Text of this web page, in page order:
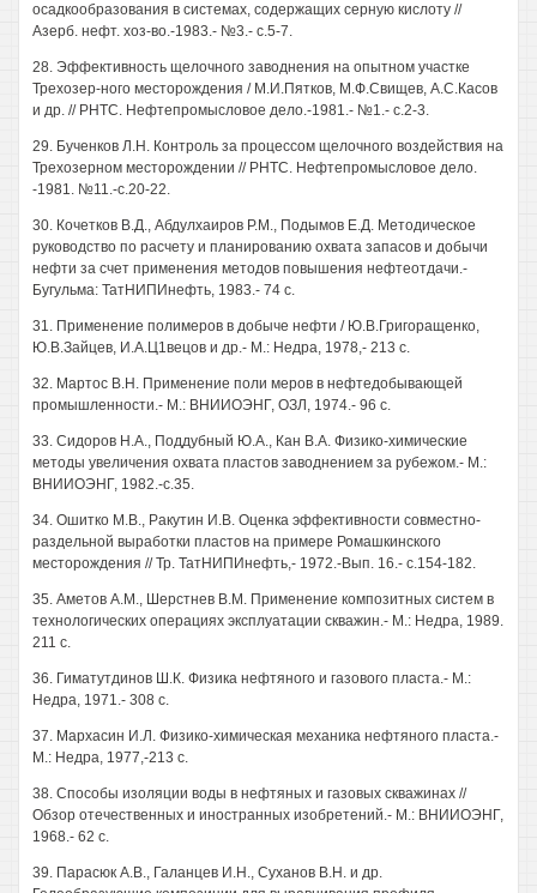
осадкообразования в системах, содержащих серную кислоту //
Азерб. нефт. хоз-во.-1983.- №3.- с.5-7.
28. Эффективность щелочного заводнения на опытном участке
Трехозер-ного месторождения / М.И.Пятков, М.Ф.Свищев, А.С.Касов
и др. // РНТС. Нефтепромысловое дело.-1981.- №1.- с.2-3.
29. Бученков Л.Н. Контроль за процессом щелочного воздействия на
Трехозерном месторождении // РНТС. Нефтепромысловое дело.
-1981. №11.-с.20-22.
30. Кочетков В.Д., Абдулхаиров P.M., Подымов Е.Д. Методическое
руководство по расчету и планированию охвата запасов и добычи
нефти за счет применения методов повышения нефтеотдачи.-
Бугульма: ТатНИПИнефть, 1983.- 74 с.
31. Применение полимеров в добыче нефти / Ю.В.Григоращенко,
Ю.В.Зайцев, И.А.Ц1вецов и др.- М.: Недра, 1978,- 213 с.
32. Мартос В.Н. Применение поли меров в нефтедобывающей
промышленности.- М.: ВНИИОЭНГ, ОЗЛ, 1974.- 96 с.
33. Сидоров H.A., Поддубный Ю.А., Кан В.А. Физико-химические
методы увеличения охвата пластов заводнением за рубежом.- М.:
ВНИИОЭНГ, 1982.-с.35.
34. Ошитко М.В., Ракутин И.В. Оценка эффективности совместно-
раздельной выработки пластов на примере Ромашкинского
месторождения // Тр. ТатНИПИнефть,- 1972.-Вып. 16.- с.154-182.
35. Аметов A.M., Шерстнев В.М. Применение композитных систем в
технологических операциях эксплуатации скважин.- М.: Недра, 1989.
211 с.
36. Гиматутдинов Ш.К. Физика нефтяного и газового пласта.- М.:
Недра, 1971.- 308 с.
37. Мархасин И.Л. Физико-химическая механика нефтяного пласта.-
М.: Недра, 1977,-213 с.
38. Способы изоляции воды в нефтяных и газовых скважинах //
Обзор отечественных и иностранных изобретений.- М.: ВНИИОЭНГ,
1968.- 62 с.
39. Парасюк A.B., Галанцев И.Н., Суханов В.Н. и др.